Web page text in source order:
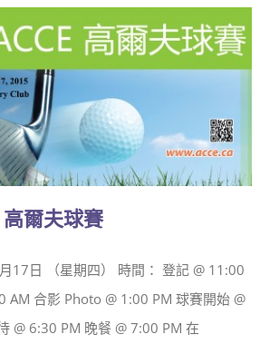
高爾夫球賽
17日 （星期四） 時間： 登記 @ 11:00
AM 合影 Photo @ 1:00 PM 球賽開始 @
@ 6:30 PM 晚餐 @ 7:00 PM 在